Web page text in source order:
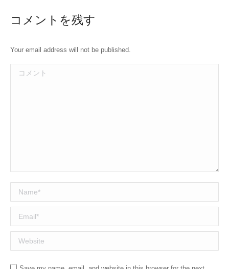
コメントを残す
Your email address will not be published.
コメント
Name *
Email *
Website